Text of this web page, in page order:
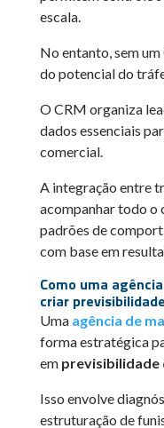
escala.
No entanto, sem
do potencial do
O CRM organiza
dados essenciais
comercial.
A integração entre
acompanhar todo o
padrões de
com base em
Como uma
criar previsibilidade
Uma agência de
forma estratégica
em previsibilidade
Isso envolve
estruturação de